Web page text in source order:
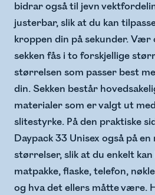
bidrar også til jevn
justerbar, slik at du kan
kroppen din på sekunder. Vær
sekken fås i to forskjellige
størrelsen som passer best
din. Sekken består
materialer som er valgt ut
slitestyrke. På den praktiske
Daypack 33 Unisex også på
størrelser, slik at du enkelt
matpakke, flaske, telefon,
og hva det ellers måtte være.